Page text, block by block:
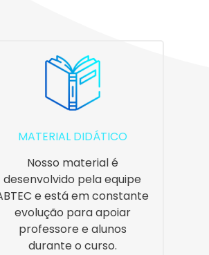
MATERIAL DIDÁTICO
Nosso material é
desenvolvido pela equipe
e está em constante
evolução para apoiar
professore e alunos
durante o curso.